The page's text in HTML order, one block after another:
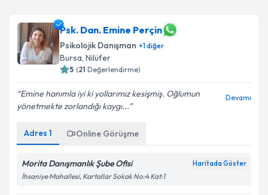
Psk. Dan. Emine Perçin
Psikolojik Danışman +1diğer
Bursa, Nilüfer
5 (21 Değerlendirme)
Emine hanımla iyi ki yollarımız kesişmiş. Oğlumun
yönetmekte zorlandığı kaygı...
Devamı
Adres 1 Online Görüşme
Morita Danışmanlık Şube Ofisi Haritada Göster
İhsaniye Mahallesi, Kartallar Sokak No:4 Kat:1